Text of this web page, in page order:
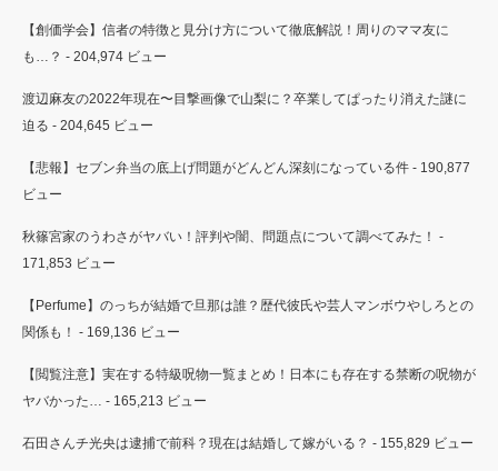
【創価学会】信者の特徴と見分け方について徹底解説！周りのママ友に
も…？ - 204,974 ビュー
渡辺麻友の2022年現在〜目撃画像で山梨に？卒業してぱったり消えた謎に
迫る - 204,645 ビュー
【悲報】セブン弁当の底上げ問題がどんどん深刻になっている件 - 190,877
ビュー
秋篠宮家のうわさがヤバい！評判や闇、問題点について調べてみた！ -
171,853 ビュー
【Perfume】のっちが結婚で旦那は誰？歴代彼氏や芸人マンボウやしろとの
関係も！ - 169,136 ビュー
【閲覧注意】実在する特級呪物一覧まとめ！日本にも存在する禁断の呪物が
ヤバかった… - 165,213 ビュー
石田さんチ光央は逮捕で前科？現在は結婚して嫁がいる？ - 155,829 ビュー